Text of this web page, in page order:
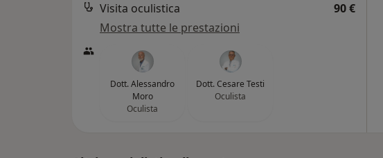
Visita oculistica
90 €
Mostra tutte le prestazioni
Dott. Alessandro
Moro
Oculista
Dott. Cesare Testi
Oculista